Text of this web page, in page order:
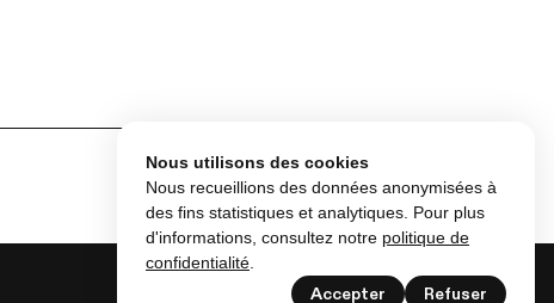
Nous utilisons des cookies
Nous recueillions des données anonymisées à
des fins statistiques et analytiques. Pour plus
d'informations, consultez notre politique de
confidentialité
Accepter Refuser